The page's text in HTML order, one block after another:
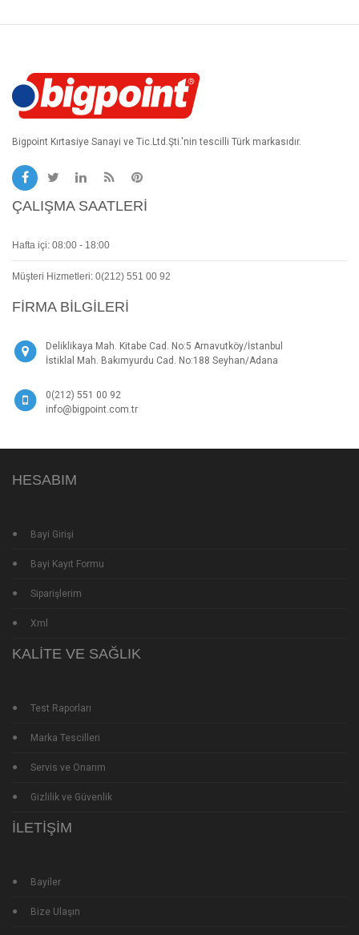
Bigpoint Kırtasiye Sanayi ve Tic.Ltd.Şti.'nin tescilli Türk markasıdır.
ÇALIŞMA SAATLERI
Hafta içi: 08:00 - 18:00
Müşteri Hizmetleri: 0(212) 551 00 92
FIRMA BILGILERI
Deliklikaya Mah. Kitabe Cad. No:5 Arnavutköy/İstanbul
İstiklal Mah. Bakımyurdu Cad. No:188 Seyhan/Adana
0(212) 551 00 92
info@bigpoint.com.tr
HESABIM
Bayi Girişi
Bayi Kayıt Formu
Siparişlerim
Xml
KALITE VE SAĞLIK
Test Raporları
Marka Tescilleri
Servis ve Onarım
Gizlilik ve Güvenlik
İLETIŞIM
Bayiler
Bize Ulaşın